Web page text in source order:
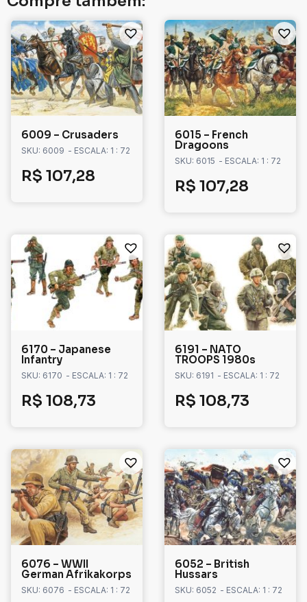
6009 – Crusaders
SKU: 6009 - ESCALA: 1 : 72
R$ 107,28
6015 – French
Dragoons
SKU: 6015 - ESCALA: 1 : 72
R$ 107,28
6170 – Japanese
Infantry
SKU: 6170 - ESCALA: 1 : 72
R$ 108,73
6191 – NATO
TROOPS 1980s
SKU: 6191 - ESCALA: 1 : 72
R$ 108,73
6076 – WWII
German Afrikakorps
SKU: 6076 - ESCALA: 1 : 72
6052 – British
Hussars
SKU: 6052 - ESCALA: 1 : 72